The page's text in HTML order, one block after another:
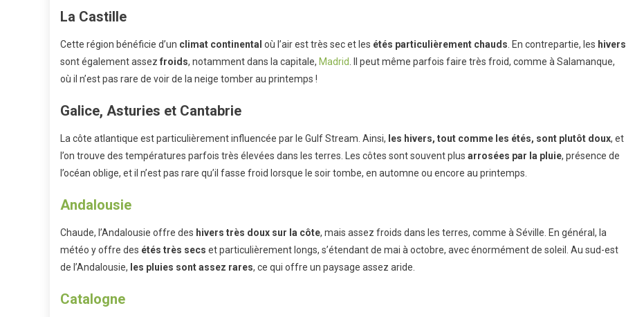
La Castille
Cette région bénéficie d’un climat continental où l’air est très sec et les étés particulièrement chauds . En contrepartie, les hivers
sont également assez froids, notamment dans la capitale, Madrid
. Il peut même parfois faire très froid, comme à Salamanque,
où il n’est pas rare de voir de la neige tomber au printemps !
Galice, Asturies et Cantabrie
La côte atlantique est particulièrement influencée par le Gulf Stream. Ainsi, les hivers, tout comme les étés, sont plutôt doux, et
l’on trouve des températures parfois très élevées dans les terres. Les côtes sont souvent plus arrosées par la pluie, présence de
l’océan oblige, et il n’est pas rare qu’il fasse froid lorsque le soir tombe, en automne ou encore au printemps.
Andalousie
Chaude, l’Andalousie offre des hivers très doux sur la côte, mais assez froids dans les terres, comme à Séville. En général, la
météo y offre des étés très secs et particulièrement longs, s’étendant de mai à octobre, avec énormément de soleil. Au sud-est
de l’Andalousie, les pluies sont assez rares, ce qui offre un paysage assez aride.
Catalogne